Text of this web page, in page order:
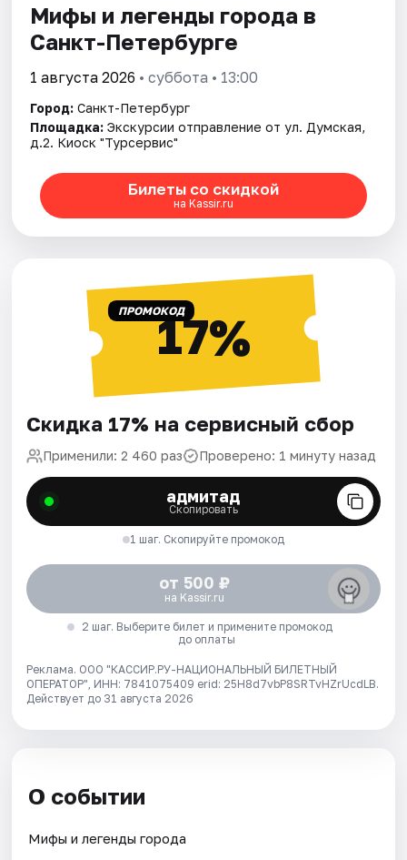
Мифы и легенды города в
Санкт-Петербурге
1 августа 2026 • суббота • 13:00
Город: Санкт-Петербург
Площадка: Экскурсии отправление от ул. Думская,
д.2. Киоск "Турсервис"
Билеты со скидкой
на Kassir.ru
ПРОМОКОД17%
Скидка 17% на сервисный сбор
Применили: 2 460 раз Проверено: 1 минуту назад
адмитад
Скопировать
1 шаг. Скопируйте промокод
от 500 ₽
на Kassir.ru
2 шаг. Выберите билет и примените промокод
до оплаты
Реклама. ООО "КАССИР.РУ-НАЦИОНАЛЬНЫЙ БИЛЕТНЫЙ
ОПЕРАТОР", ИНН: 7841075409 erid: 25H8d7vbP8SRTvHZrUcdLB.
Действует до 31 августа 2026
О событии
Мифы и легенды города